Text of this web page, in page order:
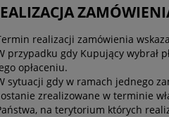
realizacji zamówienia
przypadku gdy Kupujący wybrał
opłaceniu.
sytuacji gdy w ramach jednego
zrealizowane w terminie
na terytorium których